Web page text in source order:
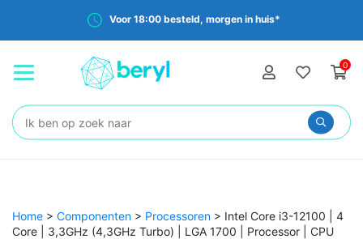
Voor 18:00 besteld, morgen in huis*
0
Zoeken:
Home > Componenten > Processoren > Intel Core i3-12100 | 4
Core | 3,3GHz (4,3GHz Turbo) | LGA 1700 | Processor | CPU